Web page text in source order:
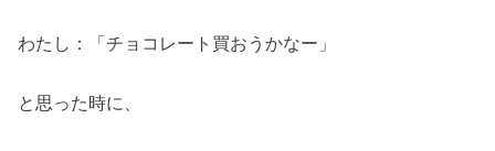
わたし：「チョコレート買おうかなー」
と思った時に、